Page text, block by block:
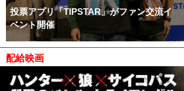
投票アプリ「TIPSTAR」がファン交流イ
ベント開催
配給映画